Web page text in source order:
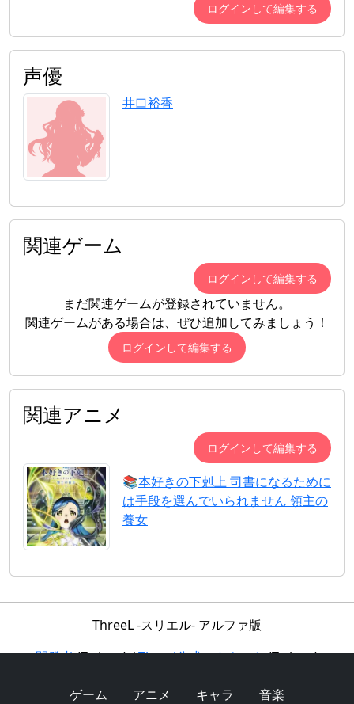
ゲーム アニメ キャラ 音楽
ログインして編集する
声優
井口裕香
関連ゲーム
ログインして編集する
まだ関連ゲームが登録されていません。
関連ゲームがある場合は、ぜひ追加してみましょう！
ログインして編集する
関連アニメ
ログインして編集する
📚本好きの下剋上 司書になるために
は手段を選んでいられません 領主の
養女
ThreeL -スリエル- アルファ版
開発者(Twitter) /Threel公式アカウント(Twitter)
Copyright © 2017 ThreeL -スリエル- All Rights Reserved.